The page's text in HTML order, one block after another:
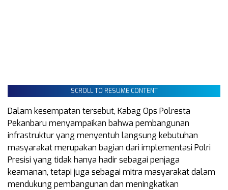
SCROLL TO RESUME CONTENT
Dalam kesempatan tersebut, Kabag Ops Polresta
Pekanbaru menyampaikan bahwa pembangunan
infrastruktur yang menyentuh langsung kebutuhan
masyarakat merupakan bagian dari implementasi Polri
Presisi yang tidak hanya hadir sebagai penjaga
keamanan, tetapi juga sebagai mitra masyarakat dalam
mendukung pembangunan dan meningkatkan